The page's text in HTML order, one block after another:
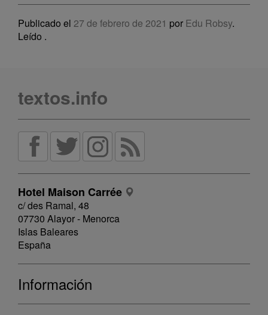
Publicado el 27 de febrero de 2021 por Edu Robsy.
Leído .
textos.info
Hotel Maison Carrée
c/ des Ramal, 48
07730 Alayor - Menorca
Islas Baleares
España
Información